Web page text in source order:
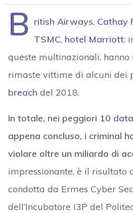
B ritish Airways, Cathay
TSMC, hotel Marriott:
queste multinazionali, hanno
rimaste vittime di alcuni dei
breach del 2018.
In totale, nei peggiori 10
appena concluso, i criminal
violare oltre un miliardo di
impressionante, è il risultato
condotta da Ermes Cyber
dell’Incubatore I3P del